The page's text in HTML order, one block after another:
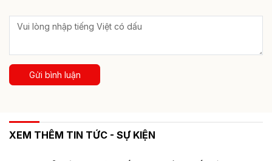
Gửi bình luận
XEM THÊM TIN TỨC - SỰ KIỆN